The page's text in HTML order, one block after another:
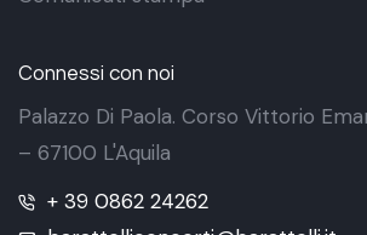
Connessi con noi
Palazzo Di Paola. Corso Vittorio
– 67100 L'Aquila
+ 39 0862 24262